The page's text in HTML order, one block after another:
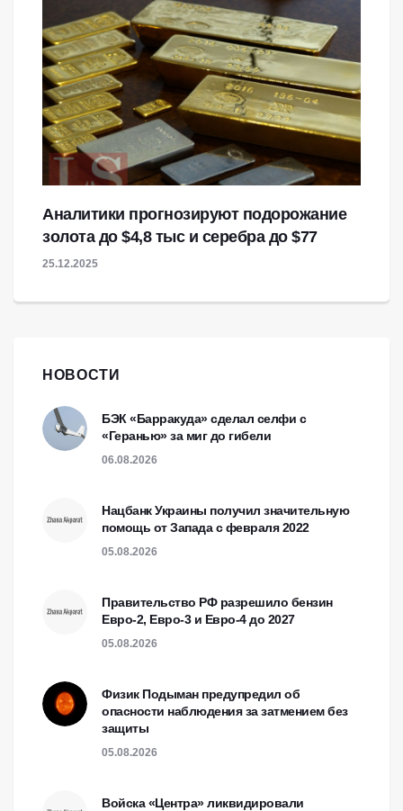
Аналитики прогнозируют подорожание
золота до $4,8 тыс и серебра до $77
25.12.2025
НОВОСТИ
БЭК «Барракуда» сделал селфи с
«Геранью» за миг до гибели
06.08.2026
Нацбанк Украины получил значительную
помощь от Запада с февраля 2022
05.08.2026
Правительство РФ разрешило бензин
Евро-2, Евро-3 и Евро-4 до 2027
05.08.2026
Физик Подыман предупредил об
опасности наблюдения за затмением без
защиты
05.08.2026
Войска «Центра» ликвидировали